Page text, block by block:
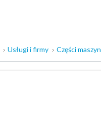
Usługi i firmy Części maszyn